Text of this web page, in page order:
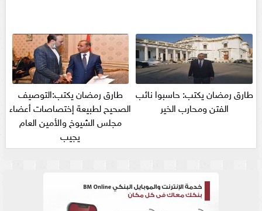
طارق رمضان يكتب: حاسبوا نائب
الفتن ومحارب الخير
طارق رمضان يكتب:التوصيف
الصحيح لطبيعة إختصاصات أعضاء
مجلس الشيوخ والأمين العام
يجيب